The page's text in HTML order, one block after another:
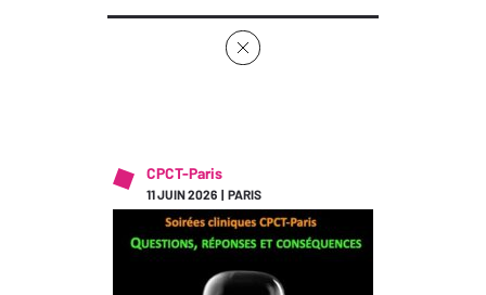
CPCT-Paris
11 JUIN 2026 | PARIS